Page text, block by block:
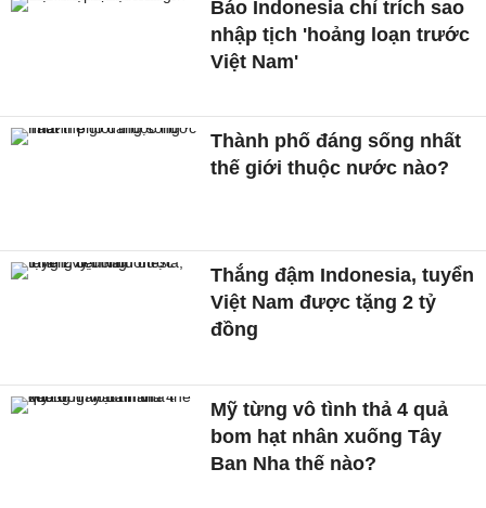
Báo Indonesia chỉ trích sao
nhập tịch 'hoảng loạn trước
Việt Nam'
Thành phố đáng sống nhất
thế giới thuộc nước nào?
Thắng đậm Indonesia, tuyển
Việt Nam được tặng 2 tỷ
đồng
Mỹ từng vô tình thả 4 quả
bom hạt nhân xuống Tây
Ban Nha thế nào?